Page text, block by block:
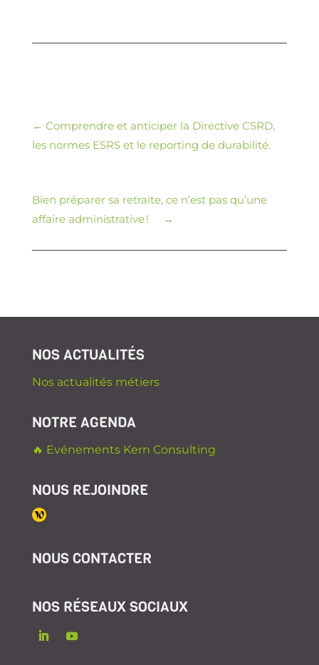
← Comprendre et anticiper la Directive CSRD,
les normes ESRS et le reporting de durabilité.
Bien préparer sa retraite, ce n’est pas qu’une
affaire administrative !
→
NOS ACTUALITÉS
Nos actualités métiers
NOTRE AGENDA
🔥 Evénements Kern Consulting
NOUS REJOINDRE
NOUS CONTACTER
NOS RÉSEAUX SOCIAUX